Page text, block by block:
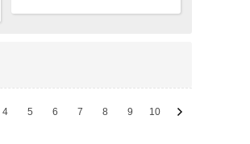
4 5 6 7 8 9 10